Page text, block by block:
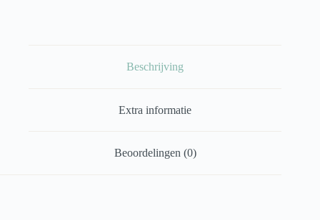
Beschrijving
Extra informatie
Beoordelingen (0)